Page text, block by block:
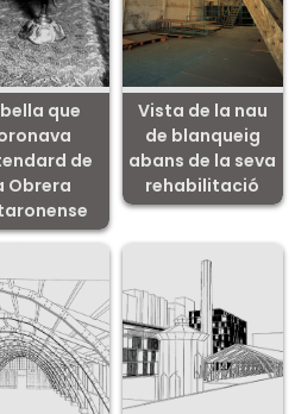
que
de
Obrera
Vista de la nau
de blanqueig
abans de la seva
rehabilitació